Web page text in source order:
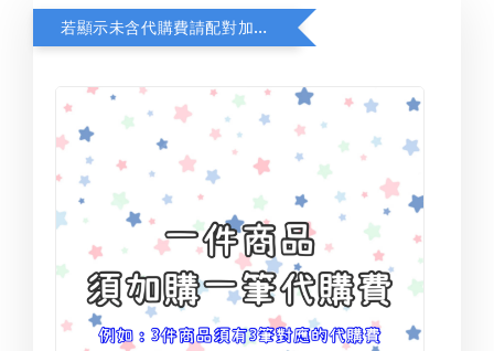
若顯示未含代購費請配對加購(未加購視同無效訂單)